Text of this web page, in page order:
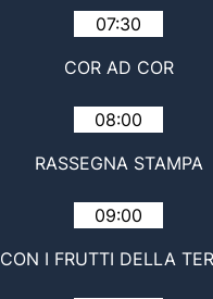
07:30
COR AD COR
08:00
RASSEGNA STAMPA
09:00
CON I FRUTTI DELLA